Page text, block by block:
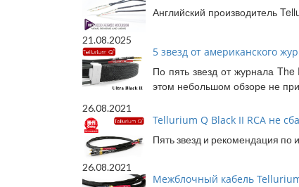
Английский производитель
21.08.2025
5 звезд от американского
По пять звезд от журнала
этом небольшом обзоре не
26.08.2021
Tellurium Q Black II RCA не
Пять звезд и рекомендация по
26.08.2021
Межблочный кабель